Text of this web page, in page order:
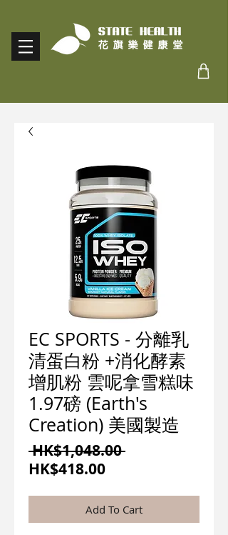
EC SPORTS - 分離乳
清蛋白粉 +消化酵素
增肌粉 雲呢拿雪糕味
1.97磅 (Earth's
Creation) 美國製造
HK$1,048.00 一
格
HK$418.00促
價
格
Add To Cart